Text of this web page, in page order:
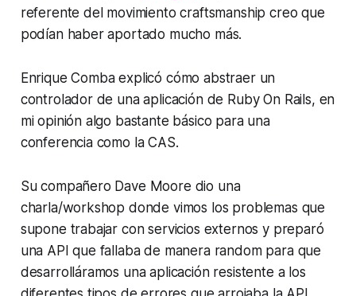
referente del movimiento craftsmanship creo que
podían haber aportado mucho más.
Enrique Comba explicó cómo abstraer un
controlador de una aplicación de Ruby On Rails, en
mi opinión algo bastante básico para una
conferencia como la CAS.
Su compañero Dave Moore dio una
charla/workshop donde vimos los problemas que
supone trabajar con servicios externos y preparó
una API que fallaba de manera random para que
desarrolláramos una aplicación resistente a los